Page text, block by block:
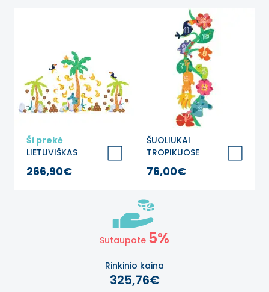
Ši prekė
LIETUVIŠKAS
PRADŽIAMOKSLIS
TROPIKUOSE
266,90€
ŠUOLIUKAI
TROPIKUOSE
Grindų lipdukas
žaidimams
76,00€
Sutaupote 5%
Rinkinio kaina
325,76€